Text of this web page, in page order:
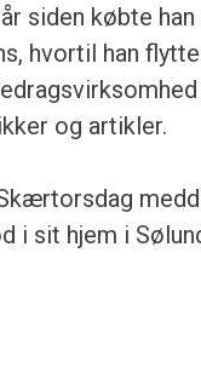
siden købte han
hvortil han
og artikler.
i sit hjem i